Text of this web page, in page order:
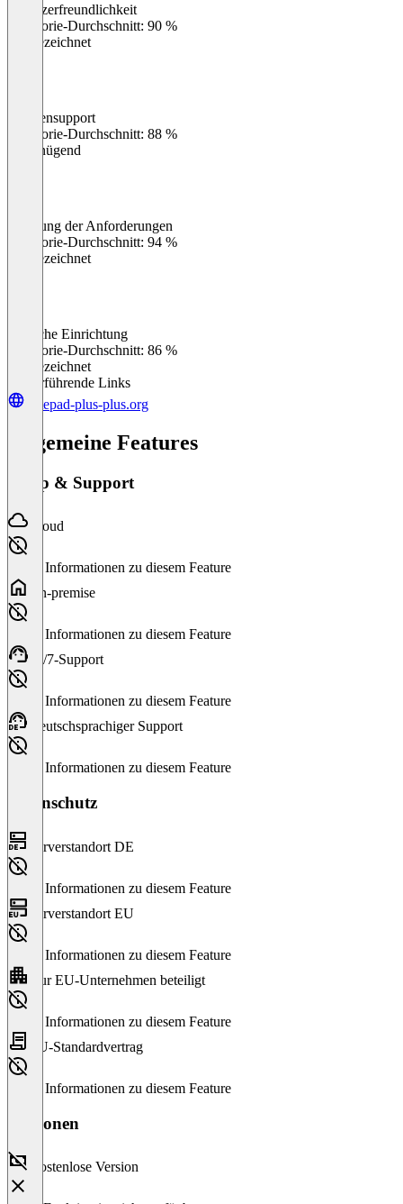
Benutzerfreundlichkeit
Kategorie-Durchschnitt: 90 %
Ausgezeichnet
Kundensupport
Kategorie-Durchschnitt: 88 %
Ungenügend
Erfüllung der Anforderungen
Kategorie-Durchschnitt: 94 %
Ausgezeichnet
Einfache Einrichtung
Kategorie-Durchschnitt: 86 %
Ausgezeichnet
Weiterführende Links
notepad-plus-plus.org
Allgemeine Features
Setup & Support
Cloud
Keine Informationen zu diesem Feature
On-premise
Keine Informationen zu diesem Feature
24/7-Support
Keine Informationen zu diesem Feature
Deutschsprachiger Support
Keine Informationen zu diesem Feature
Datenschutz
Serverstandort DE
Keine Informationen zu diesem Feature
Serverstandort EU
Keine Informationen zu diesem Feature
Nur EU-Unternehmen beteiligt
Keine Informationen zu diesem Feature
EU-Standardvertrag
Keine Informationen zu diesem Feature
Versionen
Kostenlose Version